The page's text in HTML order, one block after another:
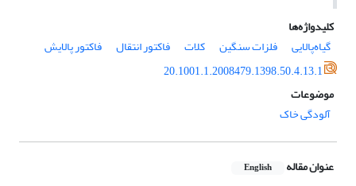
کلیدواژه‌ها
گیاه‌پالایی
فلزات سنگین کلات‌ فاکتور انتقال
فاکتور پالایش
20.1001.1.2008479.1398.50.4.13.1
موضوعات
آلودگی خاک
عنوان مقاله English